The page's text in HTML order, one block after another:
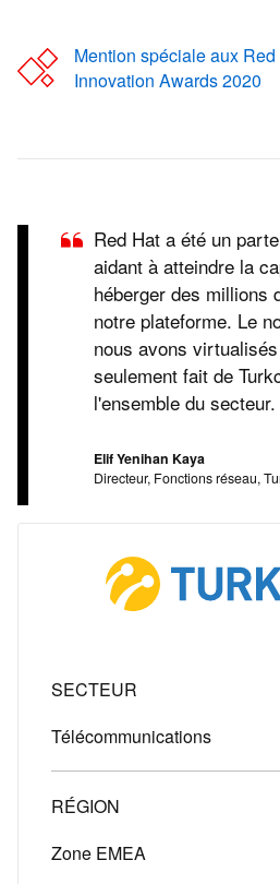
Mention spéciale aux Red
Innovation Awards 2020
Red Hat a été un
aidant à atteindre la
héberger des
notre plateforme. Le
nous avons
seulement fait de
l'ensemble du secteur.
Elif Yenihan Kaya
Directeur, Fonctions réseau,
SECTEUR
Télécommunications
RÉGION
Zone EMEA